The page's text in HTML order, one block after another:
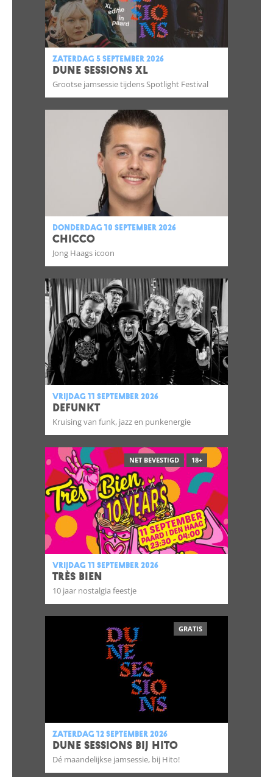
zaterdag 5 september 2026
DUNE SESSIONS XL
Grootse jamsessie tijdens Spotlight Festival
donderdag 10 september 2026
CHICCO
Jong Haags icoon
vrijdag 11 september 2026
DEFUNKT
Kruising van funk, jazz en punkenergie
NET BEVESTIGD 18+
vrijdag 11 september 2026
TRÈS BIEN
10 jaar nostalgia feestje
GRATIS
zaterdag 12 september 2026
DUNE SESSIONS bij Hito
Dé maandelijkse jamsessie, bij Hito!